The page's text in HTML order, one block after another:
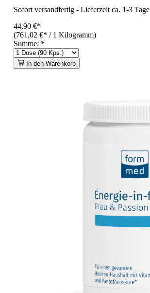
Sofort versandfertig - Lieferzeit ca. 1-3 Tage
44,90 €*
(761,02 €* / 1 Kilogramm)
Summe: *
In den Warenkorb